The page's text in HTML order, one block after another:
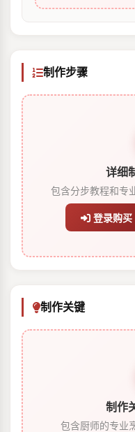
制作步骤
详细
包含分步教程和专
登录购买
制作关键
制作
包含厨师的专业